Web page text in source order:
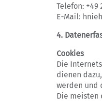
Telefon: +49
E-Mail:
4.
Cookies
Die
dienen
werden und
Die meisten